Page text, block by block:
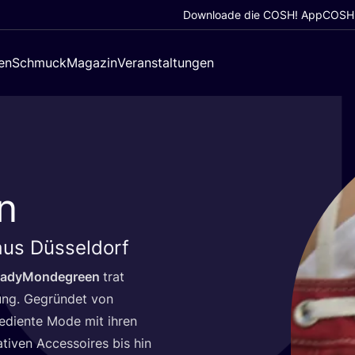
Downloade die COSH! App
SchmuckMagazinVeranstaltungen
Düsseldorf
trat
Gegrün­det von
Mode mit ihren
Acces­soires bis hin